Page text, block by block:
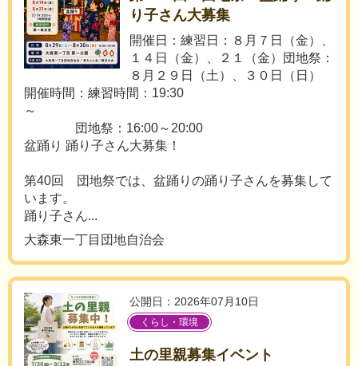
り子さん大募集
開催日：練習日：８月７日（金）、
１４日（金）、２１（金）団地祭：
８月２９日（土）、３０日（日）
開催時間：練習時間：19:30
～
団地祭：16:00～20:00
盆踊り 踊り子さん大募集！
第40回 団地祭では、盆踊りの踊り子さんを募集して
います。
踊り子さん...
大森東一丁目団地自治会
公開日：2026年07月10日
くらし・環境
土の里親募集イベント